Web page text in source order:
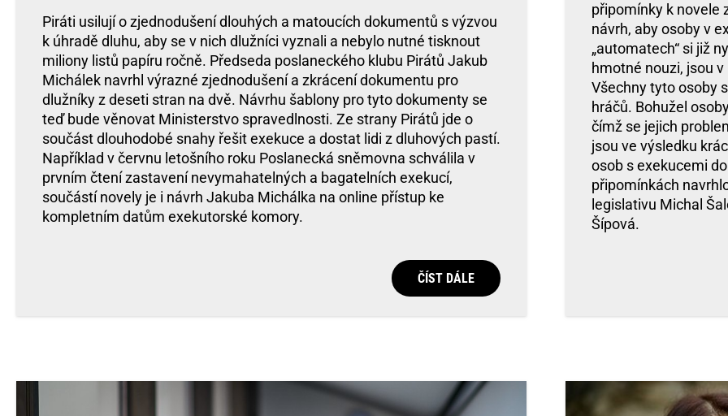
Piráti usilují o zjednodušení dlouhých a matoucích dokumentů s výzvou
k úhradě dluhu, aby se v nich dlužníci vyznali a nebylo nutné tisknout
miliony listů papíru ročně. Předseda poslaneckého klubu Pirátů Jakub
Michálek navrhl výrazné zjednodušení a zkrácení dokumentu pro
dlužníky z deseti stran na dvě. Návrhu šablony pro tyto dokumenty se
teď bude věnovat Ministerstvo spravedlnosti. Ze strany Pirátů jde o
součást dlouhodobé snahy řešit exekuce a dostat lidi z dluhových pastí.
Například v červnu letošního roku Poslanecká sněmovna schválila v
prvním čtení zastavení nevymahatelných a bagatelních exekucí,
součástí novely je i návrh Jakuba Michálka na online přístup ke
kompletním datům exekutorské komory.
ČÍST DÁLE
připomínky k novele
návrh, aby osoby v
„automatech“ si již
hmotné nouzi, jsou
Všechny tyto osoby
hráčů. Bohužel
čímž se jejich
jsou ve výsledku
osob s exekucemi
připomínkách
legislativu Michal
Šípová.